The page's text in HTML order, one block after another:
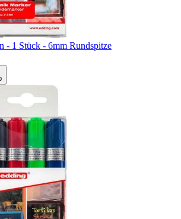
- 1 Stück - 6mm Rundspitze